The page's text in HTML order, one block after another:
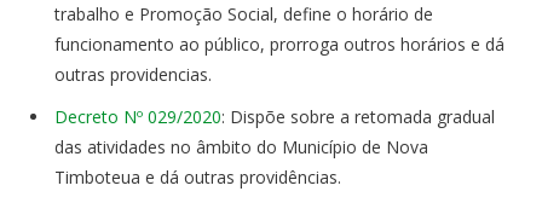
trabalho e Promoção Social, define o horário de
funcionamento ao público, prorroga outros horários e dá
outras providencias.
Decreto Nº 029/2020: Dispõe sobre a retomada gradual
das atividades no âmbito do Município de Nova
Timboteua e dá outras providências.